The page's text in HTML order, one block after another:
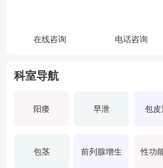
在线咨询 电话咨询
科室导航
阳痿 早泄 包皮
包茎 前列腺增生 性功